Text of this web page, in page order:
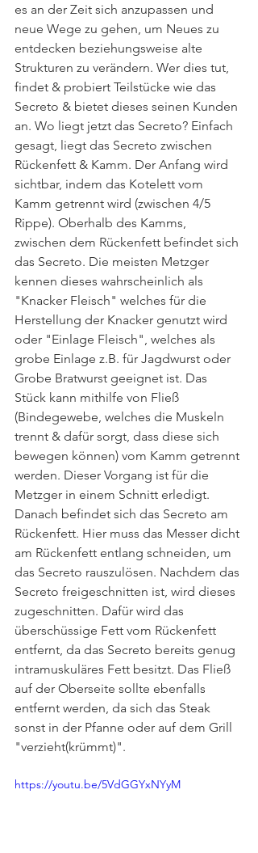
es an der Zeit sich anzupassen und
neue Wege zu gehen, um Neues zu
entdecken beziehungsweise alte
Strukturen zu verändern. Wer dies tut,
findet & probiert Teilstücke wie das
Secreto & bietet dieses seinen Kunden
an. Wo liegt jetzt das Secreto? Einfach
gesagt, liegt das Secreto zwischen
Rückenfett & Kamm. Der Anfang wird
sichtbar, indem das Kotelett vom
Kamm getrennt wird (zwischen 4/5
Rippe). Oberhalb des Kamms,
zwischen dem Rückenfett befindet sich
das Secreto. Die meisten Metzger
kennen dieses wahrscheinlich als
"Knacker Fleisch" welches für die
Herstellung der Knacker genutzt wird
oder "Einlage Fleisch", welches als
grobe Einlage z.B. für Jagdwurst oder
Grobe Bratwurst geeignet ist. Das
Stück kann mithilfe von Fließ
(Bindegewebe, welches die Muskeln
trennt & dafür sorgt, dass diese sich
bewegen können) vom Kamm getrennt
werden. Dieser Vorgang ist für die
Metzger in einem Schnitt erledigt.
Danach befindet sich das Secreto am
Rückenfett. Hier muss das Messer dicht
am Rückenfett entlang schneiden, um
das Secreto rauszulösen. Nachdem das
Secreto freigeschnitten ist, wird dieses
zugeschnitten. Dafür wird das
überschüssige Fett vom Rückenfett
entfernt, da das Secreto bereits genug
intramuskuläres Fett besitzt. Das Fließ
auf der Oberseite sollte ebenfalls
entfernt werden, da sich das Steak
sonst in der Pfanne oder auf dem Grill
"verzieht(krümmt)".
https://youtu.be/5VdGGYxNYyM